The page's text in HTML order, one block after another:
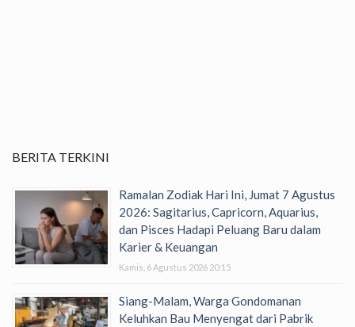
BERITA TERKINI
Ramalan Zodiak Hari Ini, Jumat 7 Agustus
2026: Sagitarius, Capricorn, Aquarius,
dan Pisces Hadapi Peluang Baru dalam
Karier & Keuangan
Kamis, 6 Agustus 2026 20:15
Siang-Malam, Warga Gondomanan
Keluhkan Bau Menyengat dari Pabrik